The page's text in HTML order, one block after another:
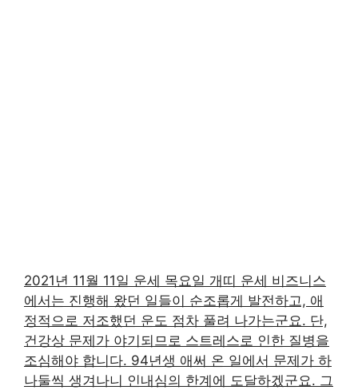
2021년 11월 11일 운세 목요일 개띠 운세 비즈니스
에서는 진행해 왔던 일들이 순조롭게 발전하고, 애
정적으로 저조했던 운도 점차 풀려 나가는군요. 단,
건강상 문제가 야기되므로 스트레스로 인한 질병을
조심해야 합니다. 94년생 애써 온 일에서 문제가 하
나둘씩 생겨나니 인내심의 한계에 도달하겠군요. 그